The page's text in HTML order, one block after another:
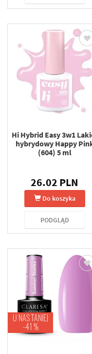
Hi Hybrid Easy 3w1
hybrydowy Happy
(604) 5 ml
26.02 PLN
Do koszyka
PODGLĄD
U NAS TANIEJ
-41 %